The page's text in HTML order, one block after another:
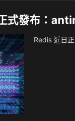
式發布：
Redis 近日